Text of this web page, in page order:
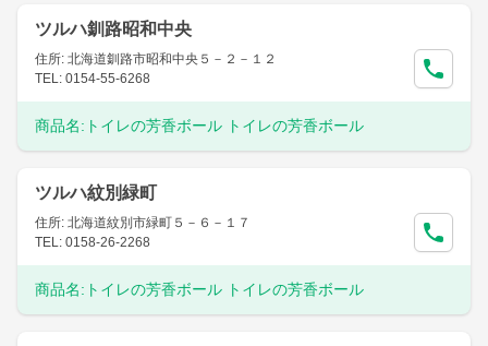
ツルハ釧路昭和中央
住所: 北海道釧路市昭和中央５－２－１２
TEL: 0154-55-6268
商品名: トイレの芳香ボール トイレの芳香ボール
ツルハ紋別緑町
住所: 北海道紋別市緑町５－６－１７
TEL: 0158-26-2268
商品名: トイレの芳香ボール トイレの芳香ボール